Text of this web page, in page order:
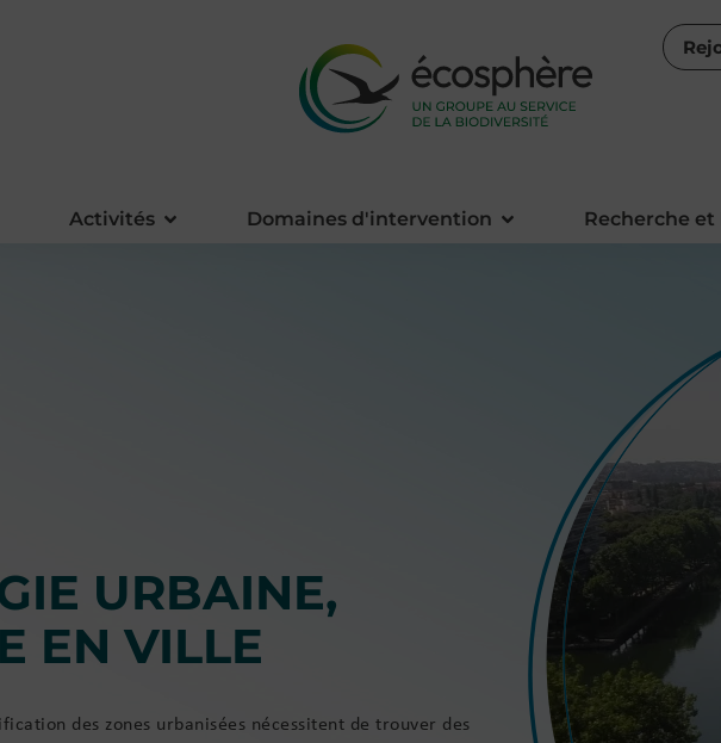
Activités Domaines d'intervention Recherche
URBAINE,
EN VILLE
des zones urbanisées nécessitent de trouver des